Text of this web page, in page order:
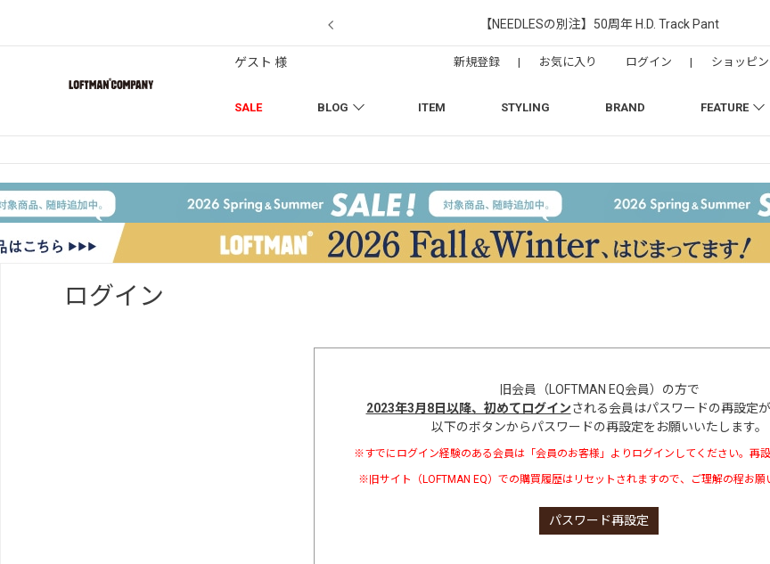
【NEEDLESの別注】50周年 H.D. Track Pant
SALE BLOG ITEM STYLING BRAND FEATURE
ゲスト 様 新規登録 | お気に入り ログイン | ショッピ
ログイン
旧会員（LOFTMAN EQ会員）の方で
2023年3月8日以降、初めてログインされる会員はパスワードの再設定が
以下のボタンからパスワードの再設定をお願いいたします。
※すでにログイン経験のある会員は「会員のお客様」よりログインしてください。再設
※旧サイト（LOFTMAN EQ）での購買履歴はリセットされますので、ご理解の程お願
パスワード再設定